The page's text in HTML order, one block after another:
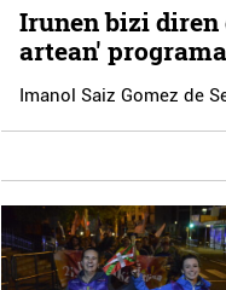
Irunen bizi diren
artean'
Imanol Saiz Gomez de